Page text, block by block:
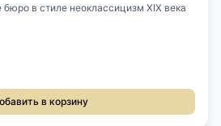
в стиле неоклассицизм XIX века
в корзину